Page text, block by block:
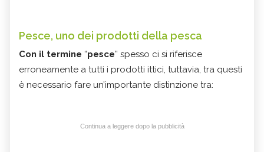
Pesce, uno dei prodotti della pesca
Con il termine “pesce” spesso ci si riferisce
erroneamente a tutti i prodotti ittici, tuttavia, tra questi
è necessario fare un’importante distinzione tra:
Continua a leggere dopo la pubblicità